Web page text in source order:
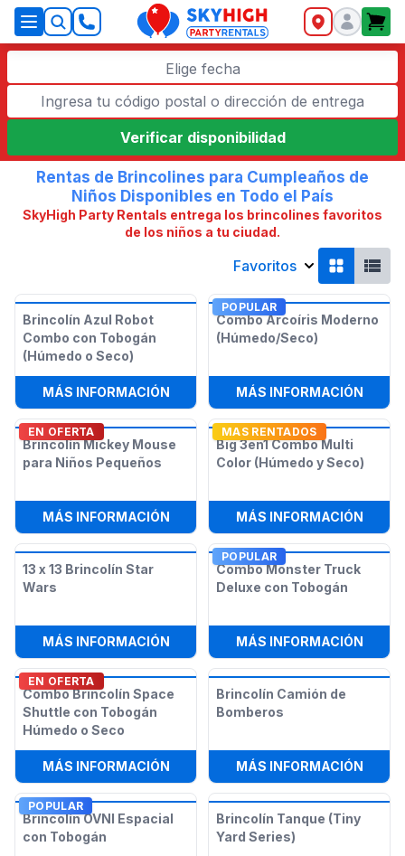
SkyHigh Logo
Elige fecha
Verificar disponibilidad
Rentas de Brincolines para Cumpleaños de
Niños Disponibles en Todo el País
SkyHigh Party Rentals entrega los brincolines favoritos
de los niños a tu ciudad.
Favoritos
Brincolín Azul Robot
Combo con Tobogán
(Húmedo o Seco)
MÁS INFORMACIÓN: BRINCOLÍN AZUL ROBOT COMBO
POPULAR
Combo Arcoíris Moderno
(Húmedo/Seco)
MÁS INFORMACIÓN:
EN OFERTA
Brincolín Mickey Mouse
para Niños Pequeños
MÁS INFORMACIÓN: BRINCOLÍN MICKEY MOUSE PARA
MAS RENTADOS
Big 3en1 Combo Multi
Color (Húmedo y Seco)
MÁS INFORMACIÓN:
13 x 13 Brincolín Star
Wars
MÁS INFORMACIÓN: 13 X 13 BRINCOLÍN STAR WARS
POPULAR
Combo Monster Truck
Deluxe con Tobogán
MÁS INFORMACIÓN:
EN OFERTA
Combo Brincolín Space
Shuttle con Tobogán
Húmedo o Seco
MÁS INFORMACIÓN: COMBO BRINCOLÍN SPACE
Brincolín Camión de
Bomberos
MÁS INFORMACIÓN:
POPULAR
Brincolín OVNI Espacial
con Tobogán
Brincolín Tanque (Tiny
Yard Series)